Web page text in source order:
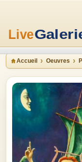
Accueil Oeuvres